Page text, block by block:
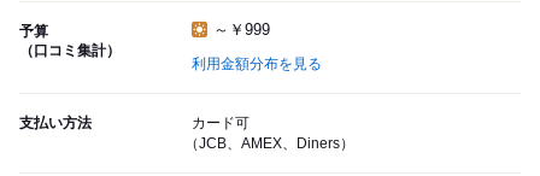
予算
（口コミ集計）
～￥999
利用金額分布を見る
支払い方法
カード可
（JCB、AMEX、Diners）